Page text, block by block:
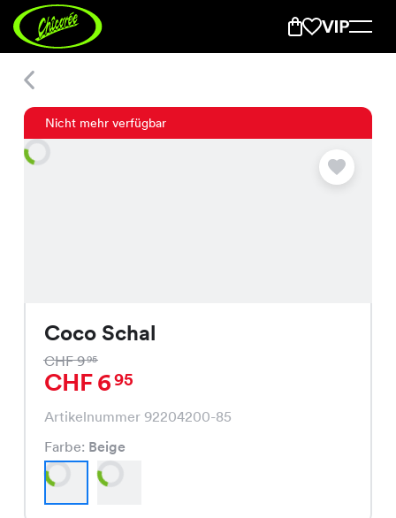
Nicht mehr verfügbar
Coco Schal
CHF 995
CHF 695
Artikelnummer 92204200-85
Farbe: Beige